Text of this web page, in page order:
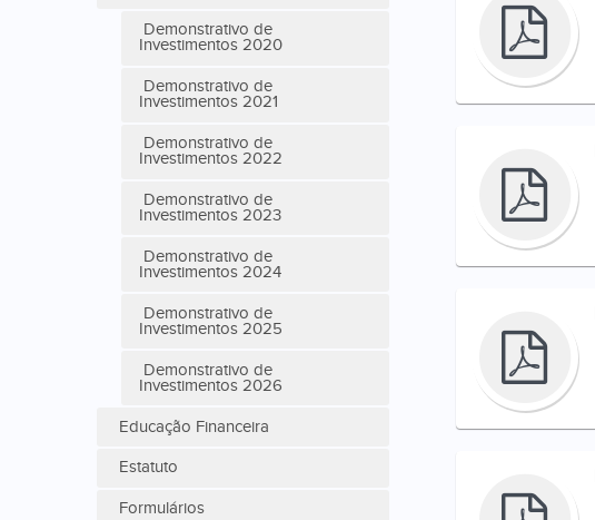
Demonstrativo de
Investimentos 2020
Demonstrativo de
Investimentos 2021
Demonstrativo de
Investimentos 2022
Demonstrativo de
Investimentos 2023
Demonstrativo de
Investimentos 2024
Demonstrativo de
Investimentos 2025
Demonstrativo de
Investimentos 2026
Educação Financeira
Estatuto
Formulários